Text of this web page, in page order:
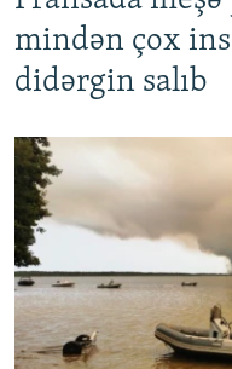
mindən çox
didərgin salıb